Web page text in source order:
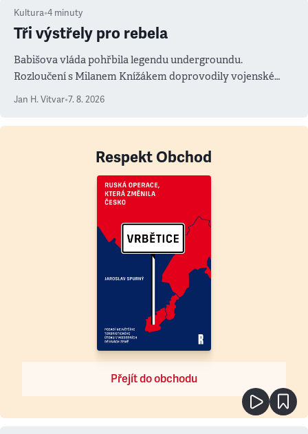
Kultura•4 minuty
Tři výstřely pro rebela
Babišova vláda pohřbila legendu undergroundu.
Rozloučení s Milanem Knížákem doprovodily vojenské
salvy i kritika pokrokářů
Jan H. Vitvar•7. 8. 2026
Respekt Obchod
Přejít do obchodu